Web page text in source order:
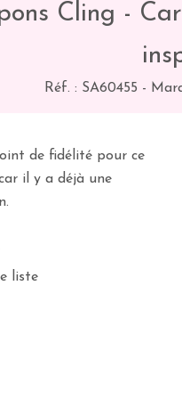
Cling -
Réf. : SA60455 -
de fidélité pour ce
il y a déjà une
liste